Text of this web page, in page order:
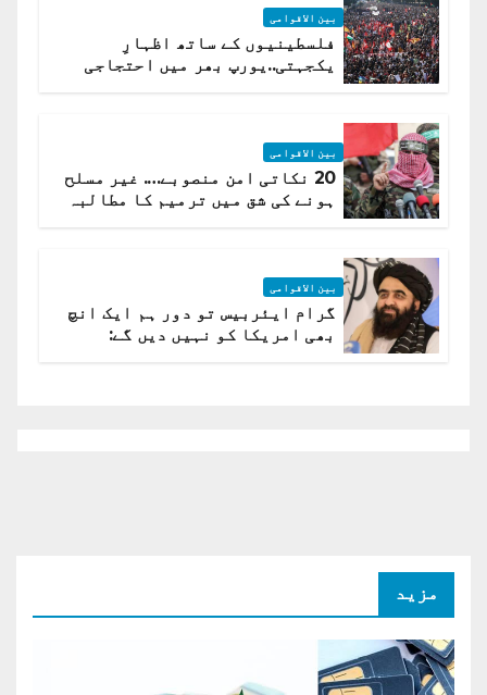
بین الاقوامی
فلسطینیوں کے ساتھ اظہارِ
یکجہتی..یورپ بھر میں احتجاجی
بین الاقوامی
20 نکاتی امن منصوبے…. غیر مسلح
ہونے کی شق میں ترمیم کا مطالبہ
بین الاقوامی
گرام ایئربیس تو دور ہم ایک انچ
بھی امریکا کو نہیں دیں گے:
مزید